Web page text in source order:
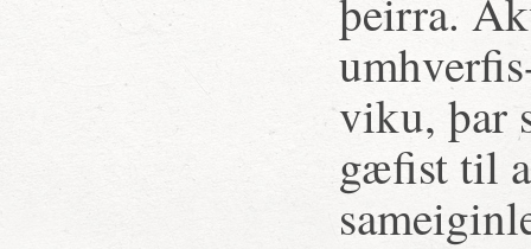
þeirra.
viku, þar
gæfist til